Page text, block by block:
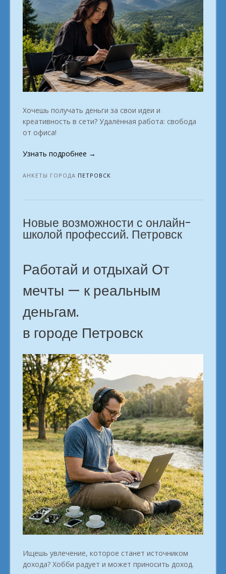
Хочешь получать деньги за свои идеи и
креативность в сети? Удалённая работа: свобода
от офиса!
Узнать подробнее «Тем,
Интернет
в
Петровск»
→
АНКЕТЫ ГОРОДА ПЕТРОВСК
Новые возможности с онлайн-
школой профессий. Петровск
Работай и отдыхай От
мечты — к реальным
деньгам.
в городе Петровск
Ищешь увлечение, которое станет источником
дохода? Хобби радует и может приносить доход.